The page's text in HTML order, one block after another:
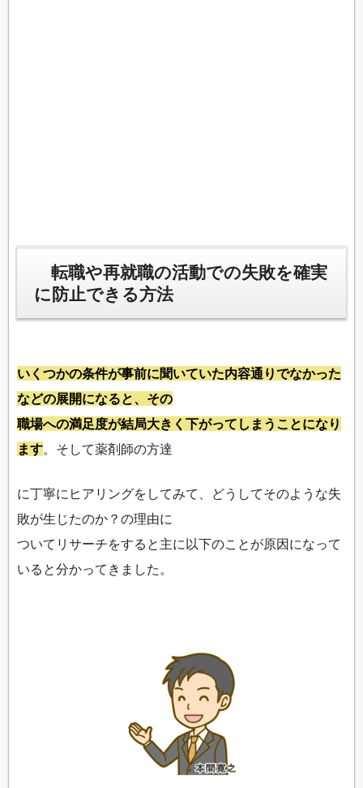
転職や再就職の活動での失敗を確実
に防止できる方法
いくつかの条件が事前に聞いていた内容通りでなかった
などの展開になると、その
職場への満足度が結局大きく下がってしまうことになり
ます。そして薬剤師の方達
に丁寧にヒアリングをしてみて、どうしてそのような失
敗が生じたのか？の理由に
ついてリサーチをすると主に以下のことが原因になって
いると分かってきました。